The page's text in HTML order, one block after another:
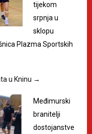
tijekom
srpnja u
sklopu
Plazma Sportskih
u Kninu →
Međimurski
branitelji
dostojanstve